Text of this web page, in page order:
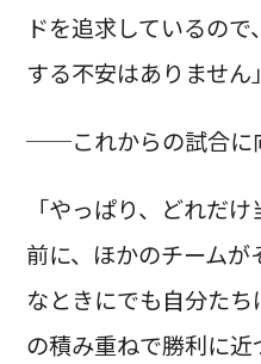
ドを追求しているの
する不安はありません」
──これからの試合に
「やっぱり、どれだ
前に、ほかのチーム
なときにでも自分た
の積み重ねで勝利に